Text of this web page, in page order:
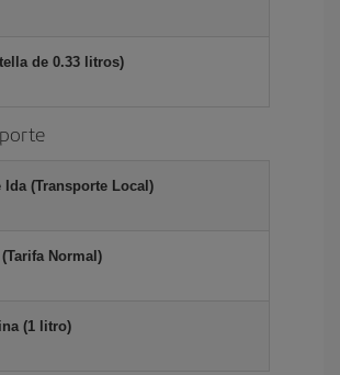
de 0.33 litros)
Ida (Transporte Local)
Normal)
(1 litro)